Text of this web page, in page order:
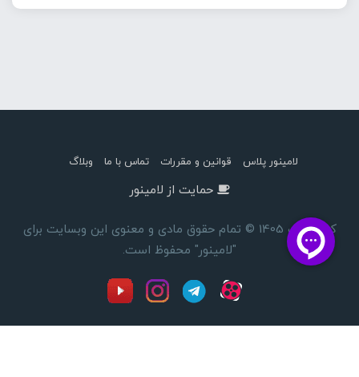
لامینور پلاس قوانین و مقررات تماس با ما وبلاگ
حمایت از لامینور
کپی رایت 1405 © تمام حقوق مادی و معنوی این وبسایت برای
"لامینور" محفوظ است.